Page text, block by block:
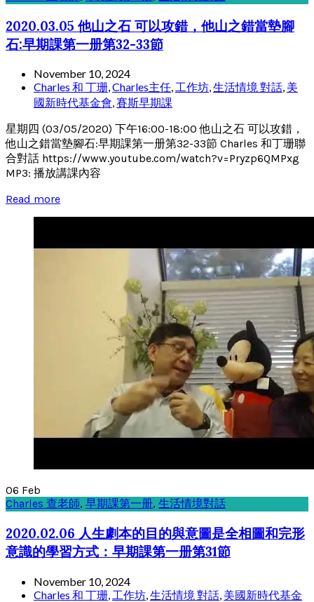
2020.03.05 他山之石 可以攻錯，他山之錯當墊腳
石:早期課第一册第32-33節
November 10, 2024
Charles 和 丁珊,Charles主任, 工作坊,生活情境 對話, 美
國新時代基金會,賽斯早期課
星期四 (03/05/2020) 下午16:00-18:00 他山之石 可以攻錯，
他山之錯當墊腳石:早期課第一册第32-33節 Charles 和丁珊聯
合對話 https://www.youtube.com/watch?v=Pryzp6QMPxg
MP3: 播放講課內容
Read more
06 Feb
Charles 查老師, 早期課第一册, 生活情境對話
2020.02.06 人生劇本的目的與意圖是全相圖和完形
意識的學習方式：早期課第一册第31節
November 10, 2024
Charles 和 丁珊, 工作坊,生活情境 對話, 美國新時代基金